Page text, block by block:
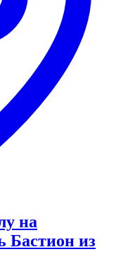
на
Бастион из